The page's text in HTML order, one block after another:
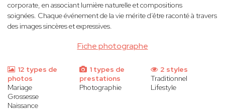
Fiche photographe
corporate, en associant lumière naturelle et compositions
soignées. Chaque événement de la vie mérite d’être raconté à travers
des images sincères et expressives.
12 types de
photos
Mariage
Grossesse
Naissance
1 types de
prestations
Photographie
2 styles
Traditionnel
Lifestyle